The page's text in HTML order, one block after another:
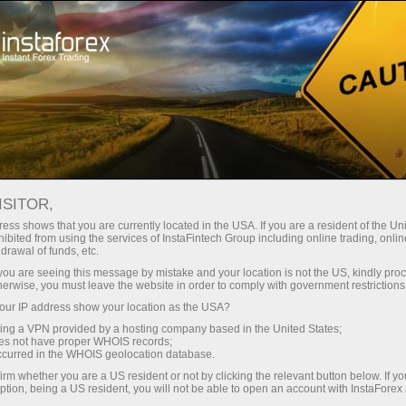
Трейдерам Форекс обзоры Обзоры
20.05.2026: Аналитические
обзоры Форекс: Евро теряет
позиции. Фунт держится из
последних сил. Видеопрогноз на 20
мая
shows that you are currently located in the USA. If you are a resident of the
from using the services of InstaFintech Group including online trading,
of funds, etc.
are seeing this message by mistake and your location is not the US, kindly
you must leave the website in order to comply with government
IP address show your location as the USA?
a VPN provided by a hosting company based in the United States;
not have proper WHOIS records;
in the WHOIS geolocation database.
whether you are a US resident or not by clicking the relevant button below. If
being a US resident, you will not be able to open an account with InstaForex